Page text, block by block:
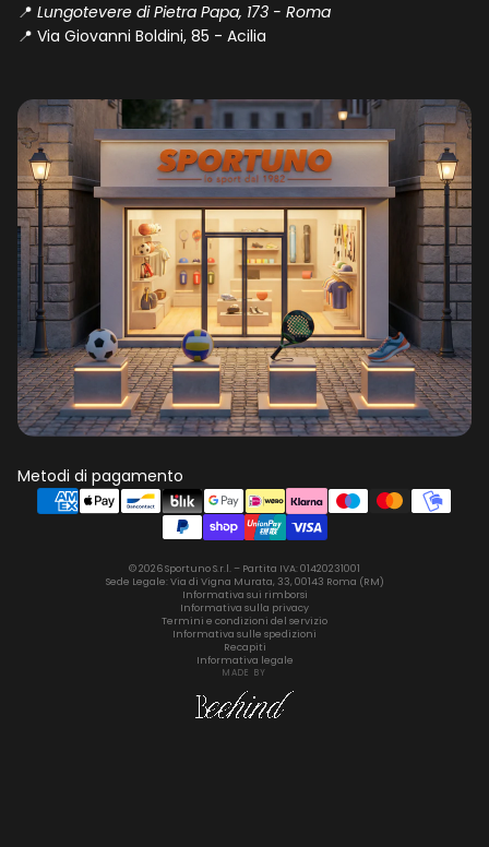
📍 Lungotevere di Pietra Papa, 173 - Roma
📍 Via Giovanni Boldini, 85 - Acilia
Metodi di pagamento
© 2026 Sportuno S.r.l. – Partita IVA: 01420231001
Sede Legale: Via di Vigna Murata, 33, 00143 Roma (RM)
Informativa sui rimborsi
Informativa sulla privacy
Termini e condizioni del servizio
Informativa sulle spedizioni
Recapiti
Informativa legale
MADE BY